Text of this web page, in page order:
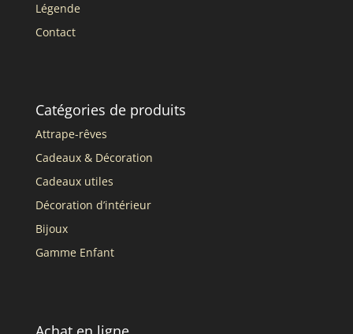
Légende
Contact
Catégories de produits
Attrape-rêves
Cadeaux & Décoration
Cadeaux utiles
Décoration d’intérieur
Bijoux
Gamme Enfant